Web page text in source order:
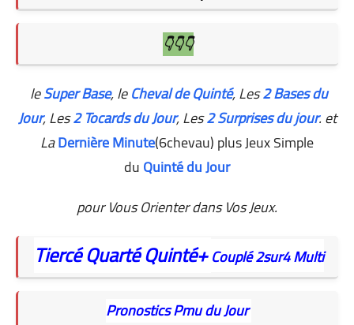
👇👇👇
leSuper Base, leCheval de Quinté, Les2 Bases du
Jour,Les2 Tocards du Jour, Les2 Surprises du jour. et
LaDernière Minute(6chevau) plus Jeux Simple
duQuinté du Jour
pour Vous Orienter dans Vos Jeux.
TiercéQuartéQuinté+Couplé2sur4Multi
Pronostics Pmu du Jour